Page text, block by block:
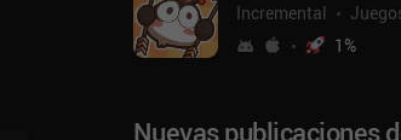
Incremental
1%
Nuevas publicaciones